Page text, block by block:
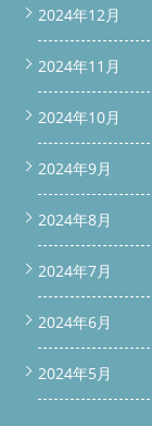
2024年12月
2024年11月
2024年10月
2024年9月
2024年8月
2024年7月
2024年6月
2024年5月